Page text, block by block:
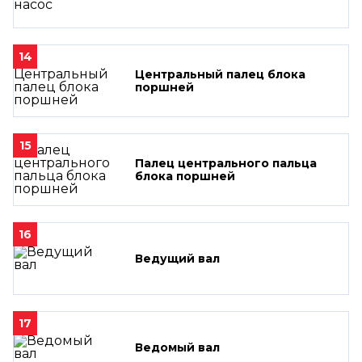
14
Центральный палец блока
поршней
15
Палец центрального пальца
блока поршней
16
Ведущий вал
17
Ведомый вал